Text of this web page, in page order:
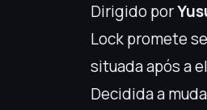
Dirigido por
Lock promete
situada após a
Decidida a